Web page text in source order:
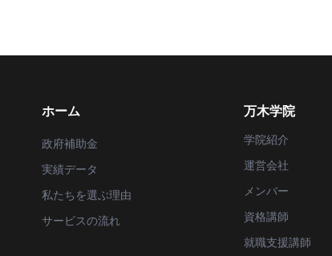
ホーム
政府補助金
実績データ
私たちを選ぶ理由
サービスの流れ
万木学院
学院紹介
運営会社
メンバー
資格講師
就職支援講師